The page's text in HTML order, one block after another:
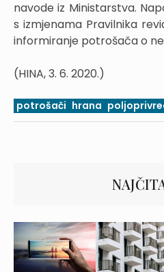
navode iz Ministarstva.
s izmjenama Pravilnika
informiranje potrošača o
(HINA, 3. 6. 2020.)
potrošači hrana